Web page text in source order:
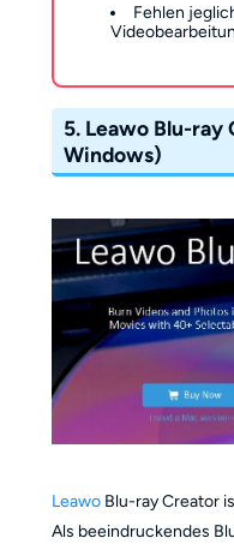
Fehlen
5. Leawo Blu-ray
Windows)
LeawoBlu-ray Creator
Als beeindruckendes